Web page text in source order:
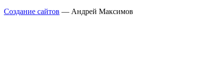
Создание сайтов — Андрей Максимов